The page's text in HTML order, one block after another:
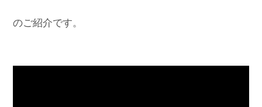
のご紹介です。